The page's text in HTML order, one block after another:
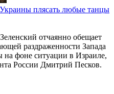
Украины плясать любые танцы
отчаянно обещает
раздраженности Запада
на фоне ситуации в Израиле,
России Дмитрий Песков.